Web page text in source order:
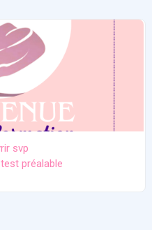
svp
svp
test préalable